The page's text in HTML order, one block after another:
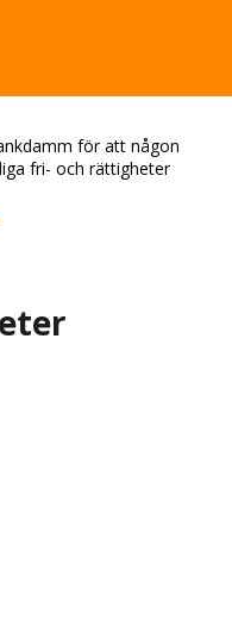
för att någon
fri- och rättigheter